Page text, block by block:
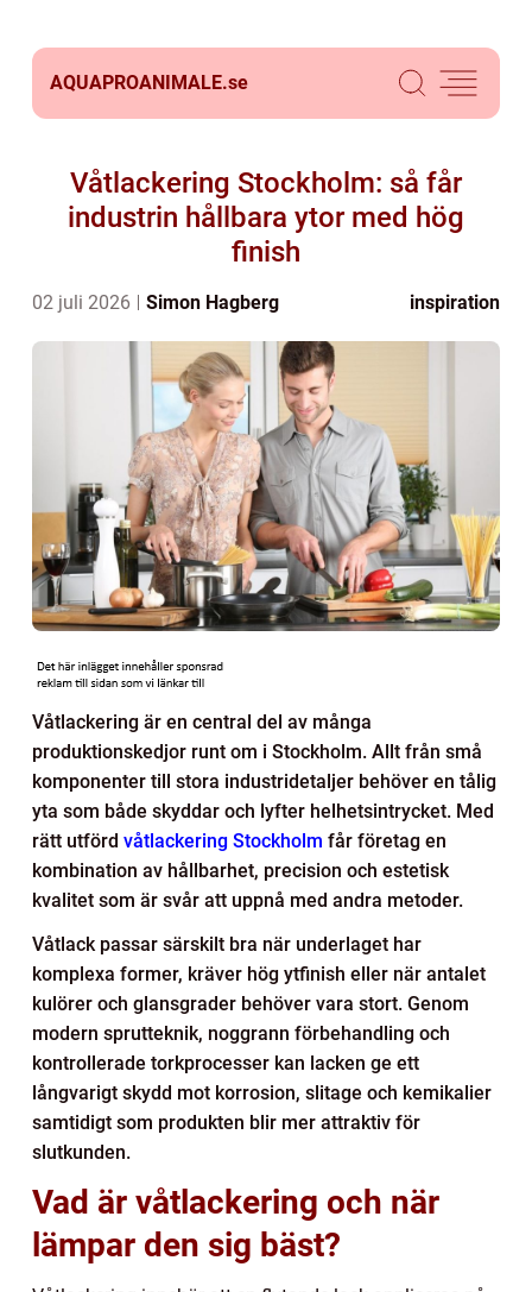
AQUAPROANIMALE.se
Våtlackering Stockholm: så får
industrin hållbara ytor med hög
finish
02 juli 2026 Simon Hagberg inspiration
Våtlackering är en central del av många
produktionskedjor runt om i Stockholm. Allt från små
komponenter till stora industridetaljer behöver en tålig
yta som både skyddar och lyfter helhetsintrycket. Med
rätt utförd våtlackering Stockholm får företag en
kombination av hållbarhet, precision och estetisk
kvalitet som är svår att uppnå med andra metoder.
Våtlack passar särskilt bra när underlaget har
komplexa former, kräver hög ytfinish eller när antalet
kulörer och glansgrader behöver vara stort. Genom
modern sprutteknik, noggrann förbehandling och
kontrollerade torkprocesser kan lacken ge ett
långvarigt skydd mot korrosion, slitage och kemikalier
samtidigt som produkten blir mer attraktiv för
slutkunden.
Vad är våtlackering och när
lämpar den sig bäst?